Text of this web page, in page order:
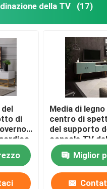
della TV (17)
di
Media di legno
centro di
del supporto
console TV del
Governo su
d'annata
TV
Miglior